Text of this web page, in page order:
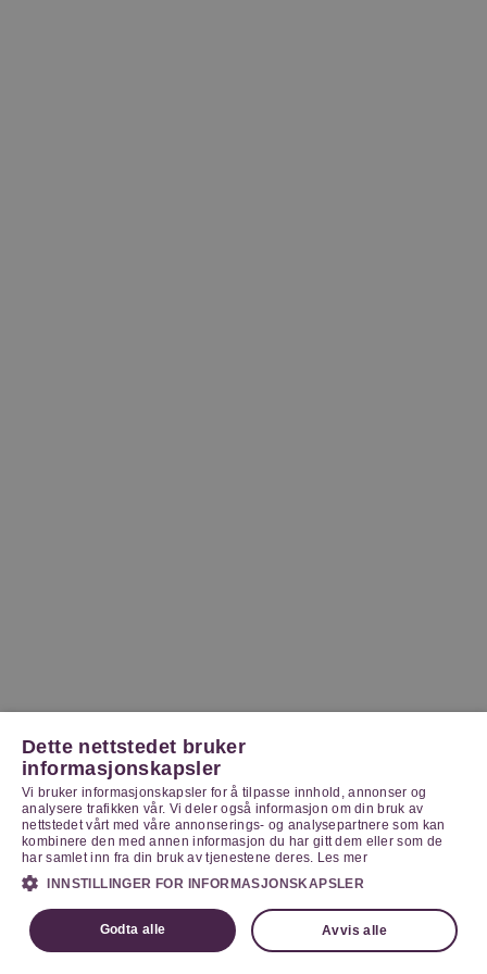
Dette nettstedet bruker
informasjonskapsler
Vi bruker informasjonskapsler for å tilpasse innhold, annonser og
analysere trafikken vår. Vi deler også informasjon om din bruk av
nettstedet vårt med våre annonserings- og analysepartnere som kan
kombinere den med annen informasjon du har gitt dem eller som de
har samlet inn fra din bruk av tjenestene deres. Les mer
INNSTILLINGER FOR INFORMASJONSKAPSLER
Godta alle Avvis alle